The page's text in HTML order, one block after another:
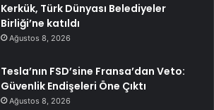
Kerkük, Türk Dünyası Belediyeler
Birliği’ne katıldı
Ağustos 8, 2026
Tesla’nın FSD’sine Fransa’dan Veto:
Güvenlik Endişeleri Öne Çıktı
Ağustos 8, 2026